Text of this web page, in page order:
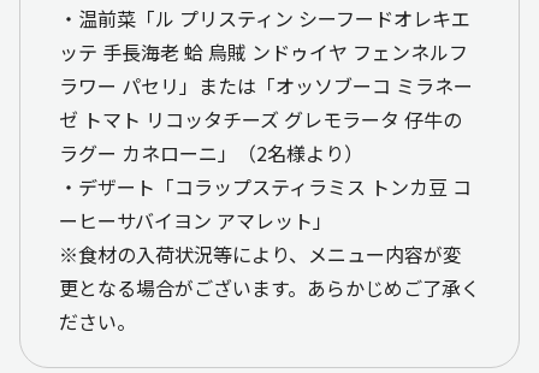
・温前菜「ル プリスティン シーフードオレキエ
ッテ 手長海老 蛤 烏賊 ンドゥイヤ フェンネルフ
ラワー パセリ」または「オッソブーコ ミラネー
ゼ トマト リコッタチーズ グレモラータ 仔牛の
ラグー カネローニ」（2名様より）
・デザート「コラップスティラミス トンカ豆 コ
ーヒーサバイヨン アマレット」
※食材の入荷状況等により、メニュー内容が変
更となる場合がございます。あらかじめご了承く
ださい。